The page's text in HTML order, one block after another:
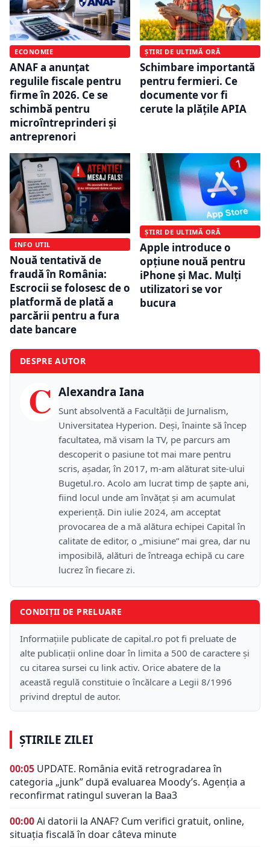
ECONOMIE
ANAF a anunțat
regulile fiscale pentru
firme în 2026. Ce se
schimbă pentru
microîntreprinderi și
antreprenori
ȘTIRI DE ULTIMĂ ORĂ
Schimbare importantă
pentru fermieri. Ce
documente vor fi
cerute la plățile APIA
INFO UTIL
Nouă tentativă de
fraudă în România:
Escrocii se folosesc de o
platformă de plată a
parcării pentru a fura
date bancare
ȘTIRI DE ULTIMĂ ORĂ
Apple introduce o
opțiune nouă pentru
iPhone și Mac. Mulți
utilizatori se vor
bucura
DESPRE AUTOR
C Alexandra Iana
Sunt absolventă a Facultății de Jurnalism,
Universitatea Hyperion. Deși, înainte să încep
facultatea, mă visam la TV, pe parcurs am
descoperit o pasiune tot mai mare pentru
scris, așadar, în 2017, m-am alăturat site-ului
Bugetul.ro. Acolo am lucrat timp de șapte ani,
fiind locul unde am învățat și am acumulat
experiență. Din iulie 2024, am acceptat
provocarea de a mă alătura echipei Capital în
calitate de editor, o „misiune” mai grea, dar nu
imposibilă, alături de întreaga echipă cu care
lucrez în fiecare zi.
CONDIȚII DE PRELUARE
Informațiile publicate de capital.ro pot fi preluate de
alte publicații online doar în limita a 500 de caractere și
cu citarea sursei cu link activ. Orice abatere de la
această regulă constituie o încălcare a Legii 8/1996
privind dreptul de autor.
ȘTIRILE ZILEI
00:05 UPDATE. România evită retrogradarea în
categoria „junk” după evaluarea Moody’s. Agenția a
reconfirmat ratingul suveran la Baa3
00:00Ai datorii la ANAF? Cum verifici gratuit, online,
situația fiscală în doar câteva minute